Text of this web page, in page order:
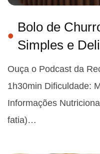
Bolo de
Simples e
Ouça o Podcast da
1h30min Dificuldade:
Informações
fatia)…